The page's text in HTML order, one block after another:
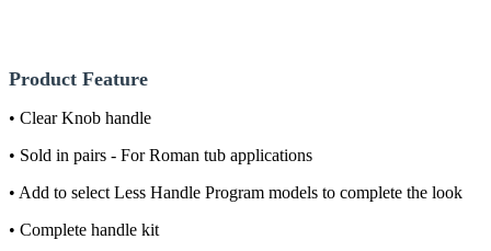
Product Feature
• Clear Knob handle
• Sold in pairs - For Roman tub applications
• Add to select Less Handle Program models to complete the look
• Complete handle kit